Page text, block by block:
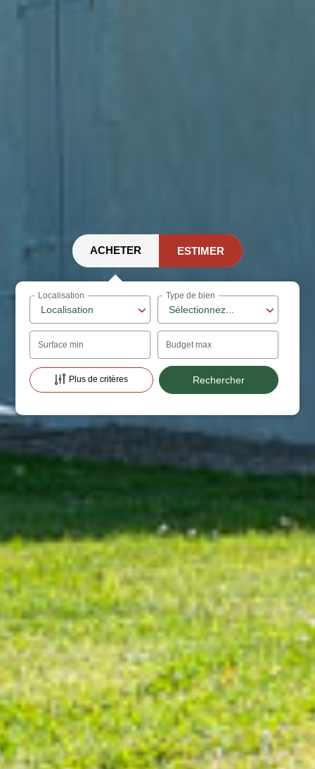
ACHETER ESTIMER
Localisation
Localisation
Sélectionnez...
Type de bien
Surface min Budget max
Plus de critères